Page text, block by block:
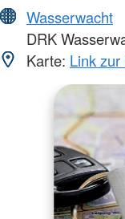
Wasserwacht
DRK
Karte: Link